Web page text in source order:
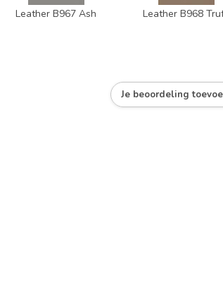
Leather B967 Ash Leather B968
Je beoordeling